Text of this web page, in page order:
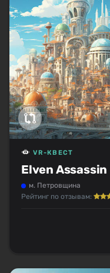
Elven Assassin
VR-КВЕСТ
м. Петровщина
Рейтинг по отзывам: